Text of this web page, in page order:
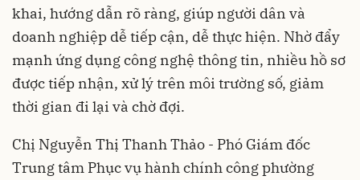
khai, hướng dẫn rõ ràng, giúp người dân và
doanh nghiệp dễ tiếp cận, dễ thực hiện. Nhờ đẩy
mạnh ứng dụng công nghệ thông tin, nhiều hồ sơ
được tiếp nhận, xử lý trên môi trường số, giảm
thời gian đi lại và chờ đợi.
Chị Nguyễn Thị Thanh Thảo - Phó Giám đốc
Trung tâm Phục vụ hành chính công phường